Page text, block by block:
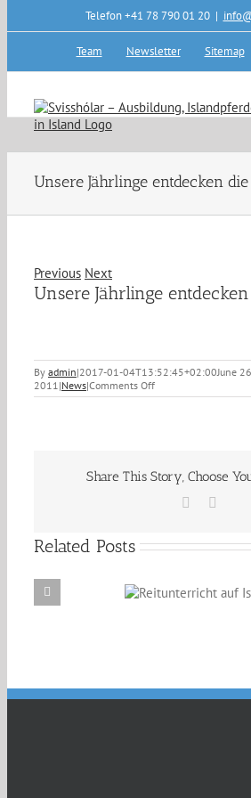
Telefon +41 78 790 01 20 |
Team Newsletter Sitemap
Unsere Jährlinge entdecken
Previous Next
Unsere Jährlinge
By admin|2017-01-04T13:52:45+02:00June
2011 |News|Comments Offon
Unsere
Share This Story, Choose
Facebook
Related Posts
auf
Erzählabende mit